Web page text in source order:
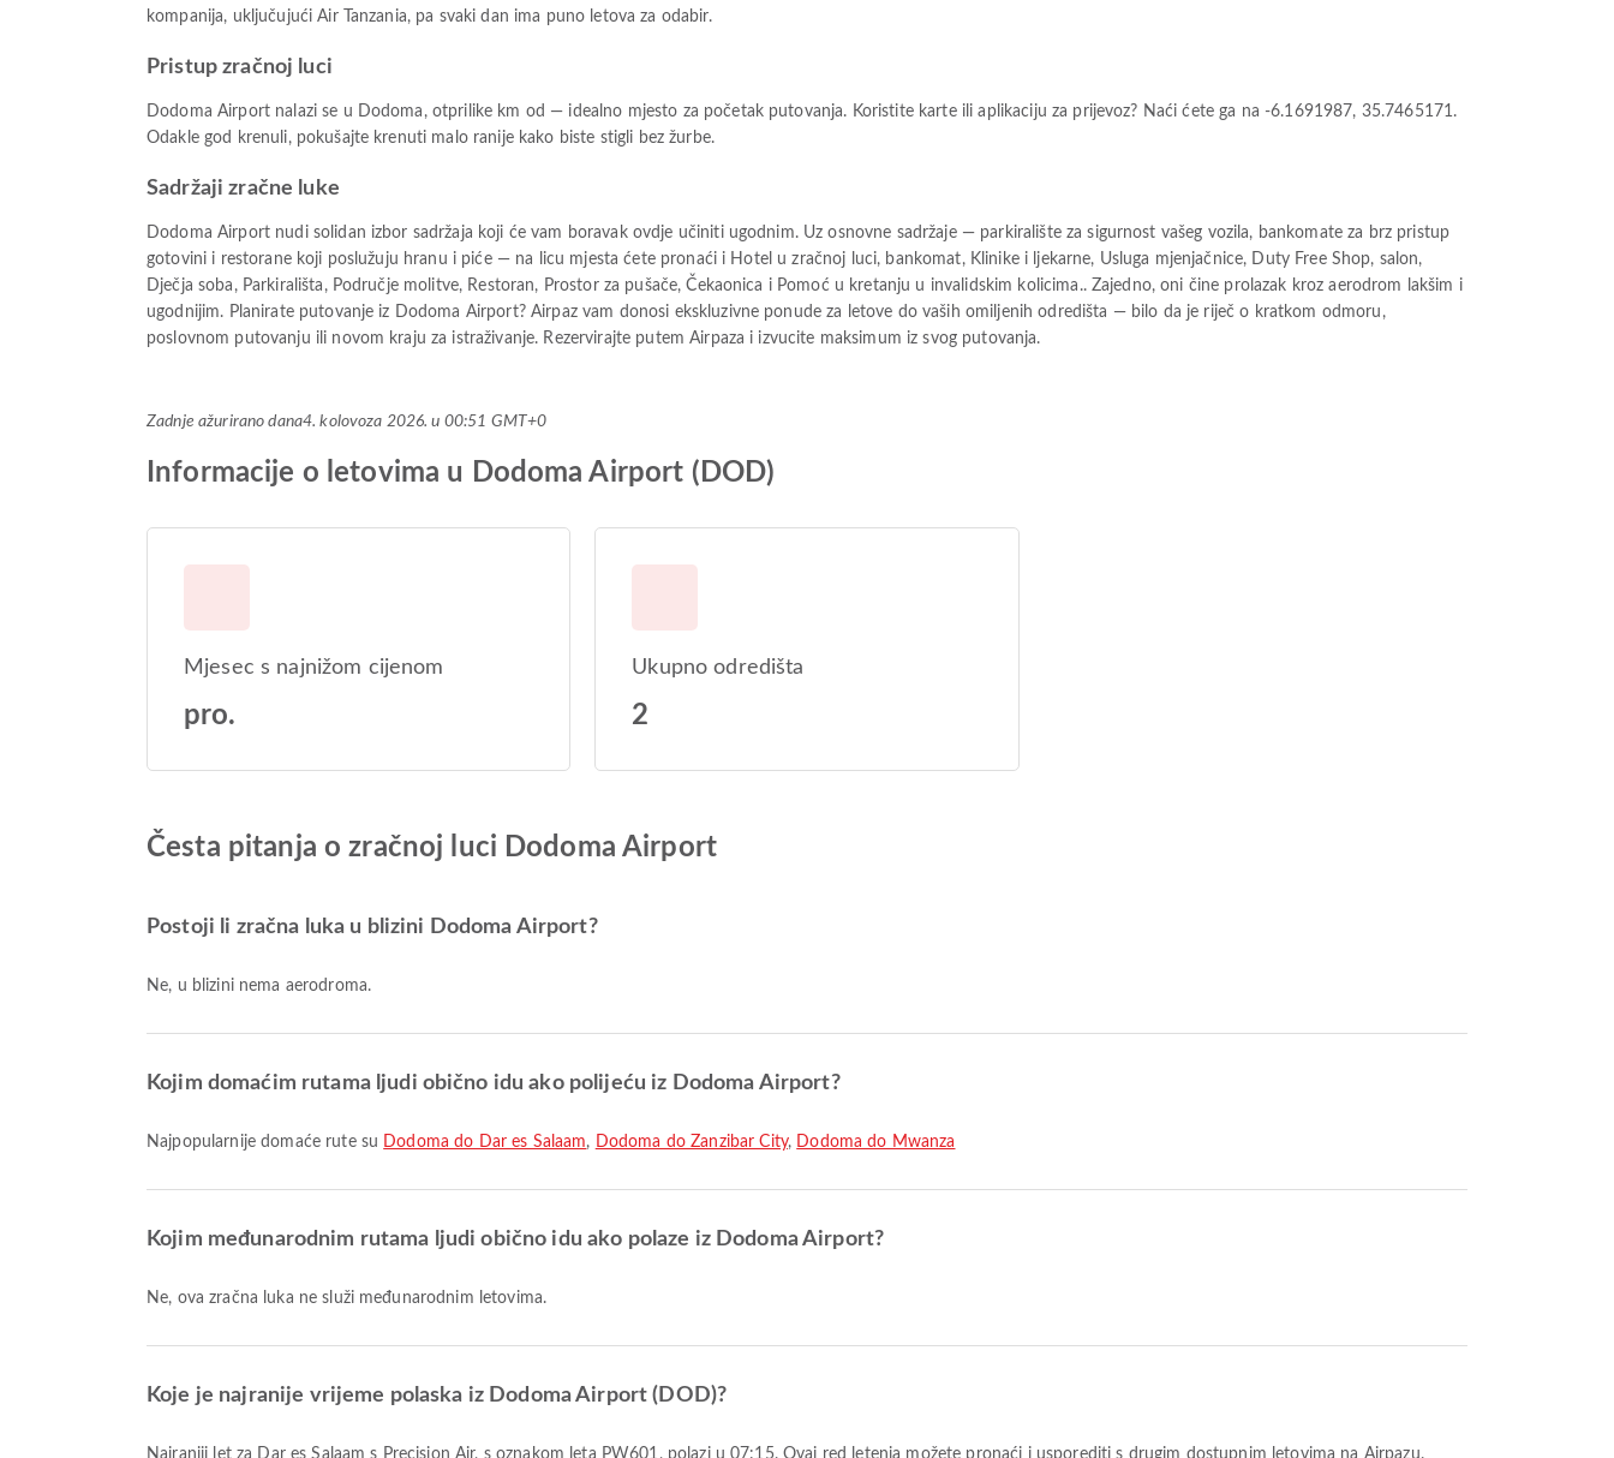
kompanija, uključujući Air Tanzania, pa svaki dan ima puno letova za odabir.
Pristup zračnoj luci
Dodoma Airport nalazi se u Dodoma, otprilike km od — idealno mjesto za početak putovanja. Koristite karte ili aplikaciju za prijevoz? Naći ćete ga na -6.1691987, 35.7465171.
Odakle god krenuli, pokušajte krenuti malo ranije kako biste stigli bez žurbe.
Sadržaji zračne luke
Dodoma Airport nudi solidan izbor sadržaja koji će vam boravak ovdje učiniti ugodnim. Uz osnovne sadržaje — parkiralište za sigurnost vašeg vozila, bankomate za brz pristup
gotovini i restorane koji poslužuju hranu i piće — na licu mjesta ćete pronaći i Hotel u zračnoj luci, bankomat, Klinike i ljekarne, Usluga mjenjačnice, Duty Free Shop, salon,
Dječja soba, Parkirališta, Područje molitve, Restoran, Prostor za pušače, Čekaonica i Pomoć u kretanju u invalidskim kolicima.. Zajedno, oni čine prolazak kroz aerodrom lakšim i
ugodnijim. Planirate putovanje iz Dodoma Airport? Airpaz vam donosi ekskluzivne ponude za letove do vaših omiljenih odredišta — bilo da je riječ o kratkom odmoru,
poslovnom putovanju ili novom kraju za istraživanje. Rezervirajte putem Airpaza i izvucite maksimum iz svog putovanja.
Zadnje ažurirano dana4. kolovoza 2026. u 00:51 GMT+0
Informacije o letovima u Dodoma Airport (DOD)
Mjesec s najnižom cijenom
pro.
Ukupno odredišta
2
Česta pitanja o zračnoj luci Dodoma Airport
Postoji li zračna luka u blizini Dodoma Airport?
Ne, u blizini nema aerodroma.
Kojim domaćim rutama ljudi obično idu ako polijeću iz Dodoma Airport?
Najpopularnije domaće rute su Dodoma do Dar es Salaam, Dodoma do Zanzibar City, Dodoma do Mwanza
Kojim međunarodnim rutama ljudi obično idu ako polaze iz Dodoma Airport?
Ne, ova zračna luka ne služi međunarodnim letovima.
Koje je najranije vrijeme polaska iz Dodoma Airport (DOD)?
Najraniji let za Dar es Salaam s Precision Air, s oznakom leta PW601, polazi u 07:15. Ovaj red letenja možete pronaći i usporediti s drugim dostupnim letovima na Airpazu.